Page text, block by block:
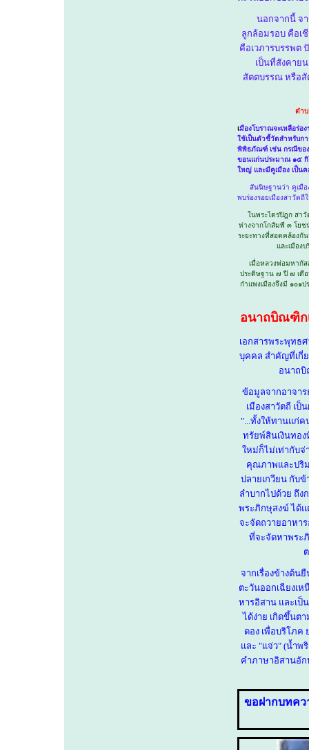
นอกจากนี้ จา
ลูกล้อมรอบ คือเ
คือเวภารบรรพต
เป็นที่สังคาย
สัตตบรรณ หรือ
ตำบ
เมืองโบราณจะเหลือร่อ
ใช้เป็นตัวชี้วัดสำหรับก
พิพิธภัณฑ์ เช่น กรณีของ
ขอนแก่นประมาณ ๑๕ กิ
ใหญ่ และมีคูเมือง เป็น
สันนิษฐานว่า คูเมือ
พบร่องรอยเมืองสาวัต
ในพระไตรปิฎก สาวัต
ห่างจากโกสัมพี ๓ โยช
ระยะทางที่สอดคล้องกั
และเมือง
เมื่อหลวงพ่อมหากัสส
ประดิษฐาน ๗ ปี ๗ เดือ
กำแพงเมืองจึงมี ๑๐๑ป
อนาถบิณฑิก
เอกสารพระพุทธ
บุคคล สำคัญที่เกี่ย
อนาถบิ
ข้อมูลจากอาจา
เมืองสาวัตถี เ
"...ทั้งให้ทานแก่
ทรัยพ์สินเงินทอ
ใหม่ก็ไม่เท่ากับ
คุณภาพและปริ
ปลายเกวียน กับข้
ลำบากไปด้วย ถึ
พระภิกษุสงฆ์ ได้แ
จะจัดถวายอาหา
ที่จะจัดหาพระ
จากเรื่องข้างต้น
ตะวันออกเฉียงเ
หารอิสาน และเป็
ได้ง่าย เกิดขึ้นต
ดอง เพื่อบริโภค
และ "แจ่ว" (น้ำพ
คำภาษาอิสานอั
ขอฝากบทค